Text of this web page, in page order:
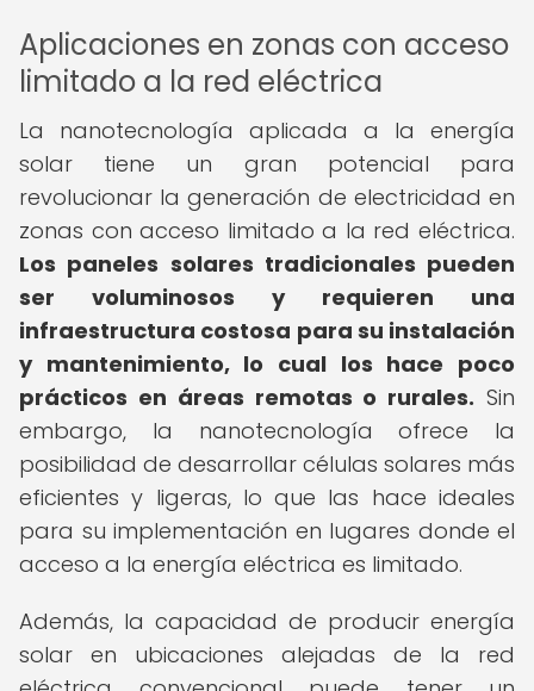
Aplicaciones en zonas con acceso
limitado a la red eléctrica
La nanotecnología aplicada a la energía
solar tiene un gran potencial para
revolucionar la generación de electricidad en
zonas con acceso limitado a la red eléctrica.
Los paneles solares tradicionales pueden
ser voluminosos y requieren una
infraestructura costosa para su instalación
y mantenimiento, lo cual los hace poco
prácticos en áreas remotas o rurales. Sin
embargo, la nanotecnología ofrece la
posibilidad de desarrollar células solares más
eficientes y ligeras, lo que las hace ideales
para su implementación en lugares donde el
acceso a la energía eléctrica es limitado.
Además, la capacidad de producir energía
solar en ubicaciones alejadas de la red